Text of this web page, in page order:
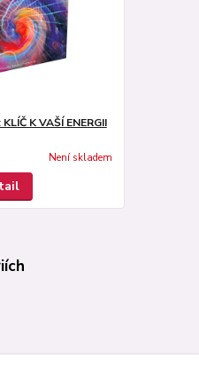
K VAŠÍ ENERGII
Není skladem